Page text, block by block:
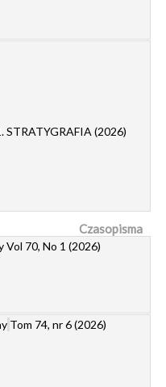
STRATYGRAFIA (2026)
Czasopisma
70, No 1 (2026)
Tom 74, nr 6 (2026)